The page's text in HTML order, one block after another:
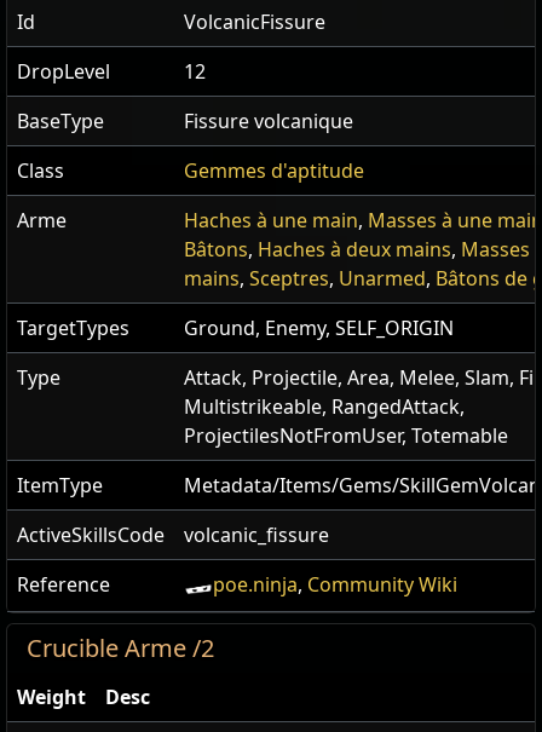
Id
VolcanicFissure
DropLevel
12
BaseType
Fissure volcanique
Class
Gemmes d'aptitude
Arme
Haches à une main, Masses à une main
Bâtons, Haches à deux mains, Masses
mains, Sceptres, Unarmed, Bâtons de
TargetTypes
Ground, Enemy, SELF_ORIGIN
Type
Attack, Projectile, Area, Melee, Slam,
Multistrikeable, RangedAttack,
ProjectilesNotFromUser, Totemable
ItemType
Metadata/Items/Gems/
ActiveSkillsCode
volcanic_fissure
Reference
poe.ninja, Community Wiki
Crucible Arme /2
Weight
Desc